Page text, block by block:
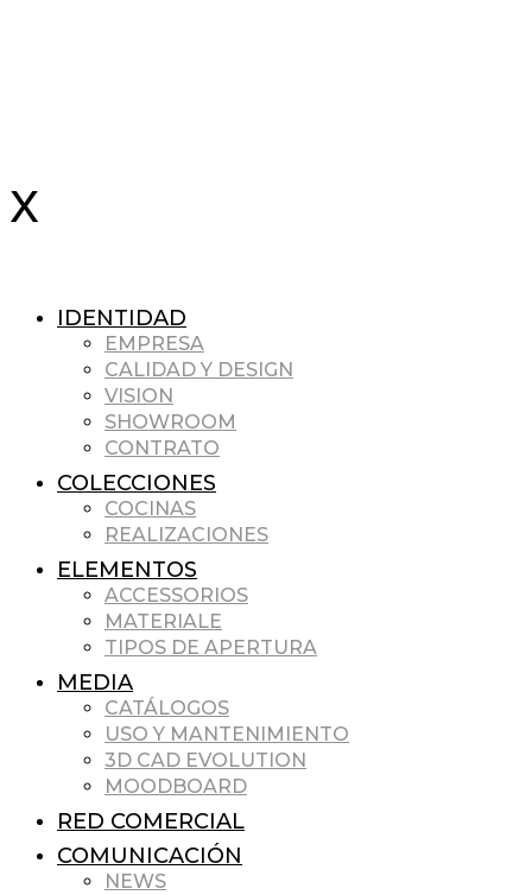
IDENTIDAD
EMPRESA
CALIDAD Y DESIGN
VISION
SHOWROOM
CONTRATO
COLECCIONES
COCINAS
REALIZACIONES
ELEMENTOS
ACCESSORIOS
MATERIALE
TIPOS DE APERTURA
MEDIA
CATÁLOGOS
USO Y MANTENIMIENTO
3D CAD EVOLUTION
MOODBOARD
RED COMERCIAL
COMUNICACIÓN
NEWS